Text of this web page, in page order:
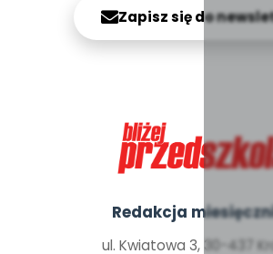
Zapisz się do
Redakcja
ul. Kwiatowa 3, 30-437